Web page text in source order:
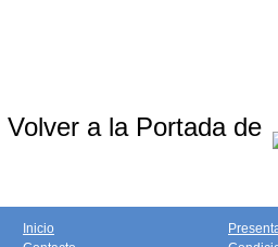
Volver a la Portada de
Inicio